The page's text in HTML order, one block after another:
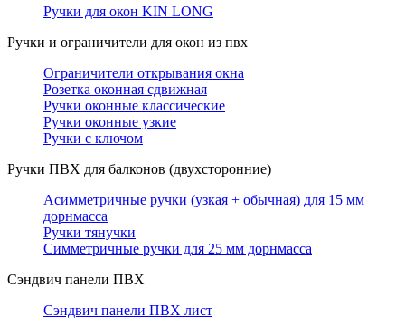
Ручки для окон KIN LONG
Ручки и ограничители для окон из пвх
Ограничители открывания окна
Розетка оконная сдвижная
Ручки оконные классические
Ручки оконные узкие
Ручки с ключом
Ручки ПВХ для балконов (двухсторонние)
Асимметричные ручки (узкая + обычная) для 15 мм
дорнмасса
Ручки тянучки
Симметричные ручки для 25 мм дорнмасса
Сэндвич панели ПВХ
Сэндвич панели ПВХ лист